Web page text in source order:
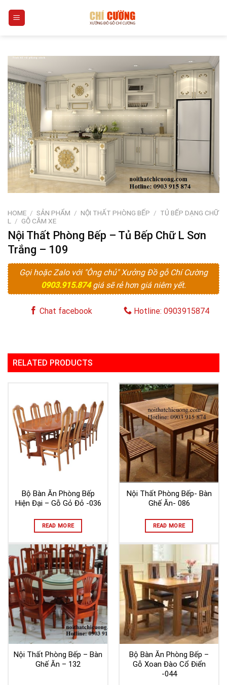
HOME / SẢN PHẨM / NỘI THẤT PHÒNG BẾP / TỦ BẾP DẠNG CHỮ
L
/ GỖ CĂM XE
Nội Thất Phòng Bếp – Tủ Bếp Chữ L Sơn
Trắng – 109
Gọi hoặc Zalo với "Ông chủ" Xưởng Đồ gỗ Chí Cường
0903.915.874giá sẽ rẻ hơn giá niêm yết.
Chat facebook Hotline: 0903915874
RELATED PRODUCTS
Bộ Bàn Ăn Phòng Bếp
Hiện Đại – Gỗ Gỏ Đỏ -036
READ MORE
Nội Thất Phòng Bếp- Bàn
Ghế Ăn- 086
READ MORE
Nội Thất Phòng Bếp – Bàn
Ghế Ăn – 132
Bộ Bàn Ăn Phòng Bếp –
Gỗ Xoan Đào Cổ Điển
-044